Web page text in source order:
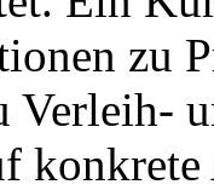
zu
Verleih-